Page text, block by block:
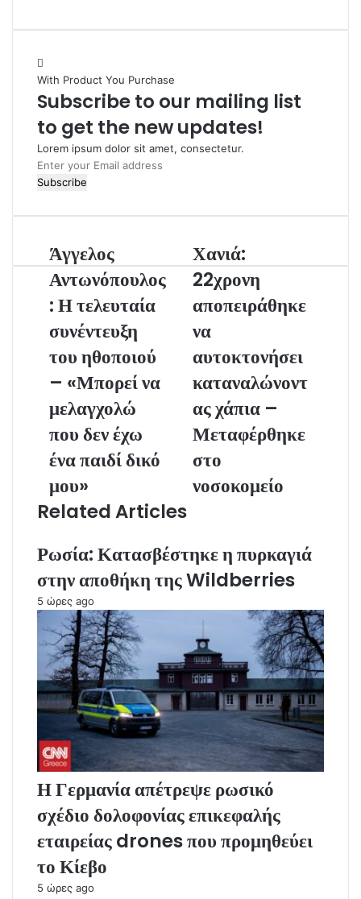
b
t
e
With Product You Purchase
Subscribe to our mailing list
to get the new updates!
Lorem ipsum dolor sit amet, consectetur.
E
n
e
o
s
Άγγελος
Αντωνόπουλος
: Η τελευταία
συνέντευξη
του ηθοποιού
– «Μπορεί να
μελαγχολώ
που δεν έχω
ένα παιδί δικό
μου»
Χανιά:
22χρονη
αποπειράθηκε
να
αυτοκτονήσει
καταναλώνοντ
ας χάπια –
Μεταφέρθηκε
στο
νοσοκομείο
Related Articles
Ρωσία: Κατασβέστηκε η πυρκαγιά
στην αποθήκη της Wildberries
5 ώρες ago
Η Γερμανία απέτρεψε ρωσικό
σχέδιο δολοφονίας επικεφαλής
εταιρείας drones που προμηθεύει
το Κίεβο
5 ώρες ago